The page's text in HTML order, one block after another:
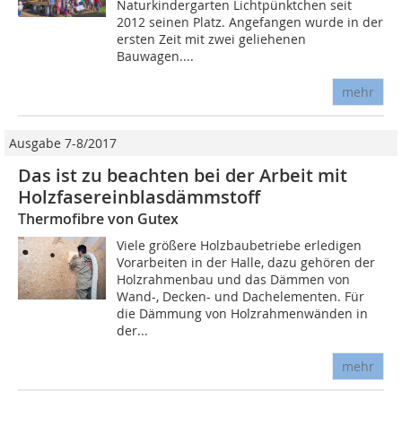
Naturkindergarten Lichtpünktchen seit
2012 seinen Platz. Angefangen wurde in der
ersten Zeit mit zwei geliehenen
Bauwagen....
mehr
Ausgabe 7-8/2017
Das ist zu beachten bei der Arbeit mit
Holzfasereinblasdämmstoff
Thermofibre von Gutex
Viele größere Holzbaubetriebe erledigen
Vorarbeiten in der Halle, dazu gehören der
Holzrahmenbau und das Dämmen von
Wand-, Decken- und Dachelementen. Für
die Dämmung von Holzrahmenwänden in
der...
mehr